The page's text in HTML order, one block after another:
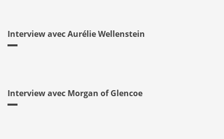
Interview avec Aurélie Wellenstein
Interview avec Morgan of Glencoe